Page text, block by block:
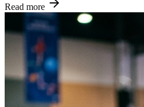
Read more